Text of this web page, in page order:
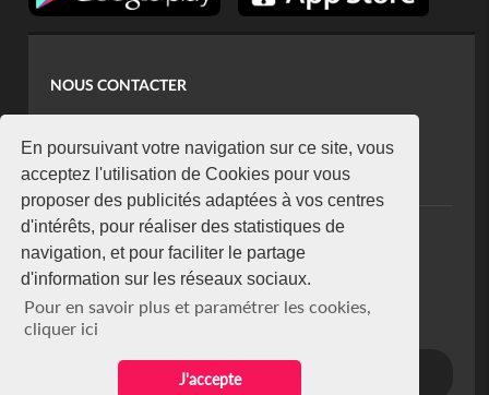
En poursuivant votre navigation sur ce site, vous
acceptez l'utilisation de Cookies pour vous
proposer des publicités adaptées à vos centres
d'intérêts, pour réaliser des statistiques de
navigation, et pour faciliter le partage
d'information sur les réseaux sociaux.
Pour en savoir plus et paramétrer les cookies,
cliquer ici
J'accepte
NOUS CONTACTER
koaci@yahoo.fr
+225 07 08 85 52 93
NEWSLETTER
Restez connecté via notre newsletter
S'abonner
Se désabonner